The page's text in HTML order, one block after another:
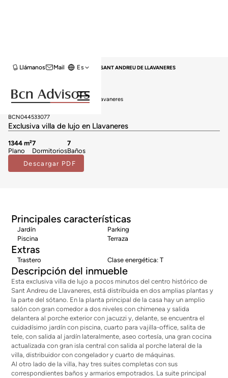
Mail
Llámanos Es
HOME VENTA CASAS MARESME SANT ANDREU DE LLAVANERES
Descargar PDF
Casas en venta en Sant Andreu de Llavaneres
BCN044533077
Exclusiva villa de lujo en Llavaneres
1344 m²
Plano
7
Dormitorios
7
Baños
Principales características
Jardín
Parking
Piscina
Terraza
Extras
Trastero Clase energética: T
Descripción del inmueble
Esta exclusiva villa de lujo a pocos minutos del centro histórico de
Sant Andreu de Llavaneres, está distribuida en dos amplias plantas y
la parte del sótano. En la planta principal de la casa hay un amplio
salón con gran comedor a dos niveles con chimenea y salida
delantera al porche exterior con jacuzzi y, delante, se encuentra el
cuidadísimo jardín con piscina, cuarto para vajilla-office, salita de
tele, con salida al jardín lateralmente, aseo cortesía, una gran cocina
actualizada con gran isla central con salida al porche lateral de la
villa, distribuidor con congelador y cuarto de máquinas.
Al otro lado de la villa, hay tres suites completas con sus
correspondientes baños y armarios empotrados. La suite principal